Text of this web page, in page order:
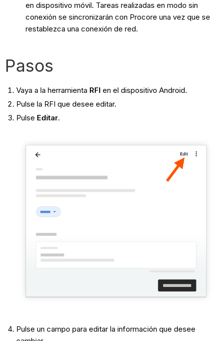
en dispositivo móvil. Tareas realizadas en modo sin
conexión se sincronizarán con Procore una vez que se
restablezca una conexión de red.
Pasos
Vaya a la herramienta RFI en el dispositivo Android.
Pulse la RFI que desee editar.
Pulse Editar.
Pulse un campo para editar la información que desee